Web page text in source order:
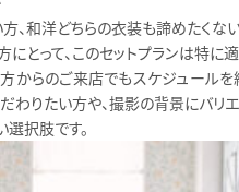
和洋どちらの衣装も諦めたくな
とって、このセットプランは特に
方からのご来店でもスケジュール
わりたい方や、撮影の背景にバリ
択肢です。